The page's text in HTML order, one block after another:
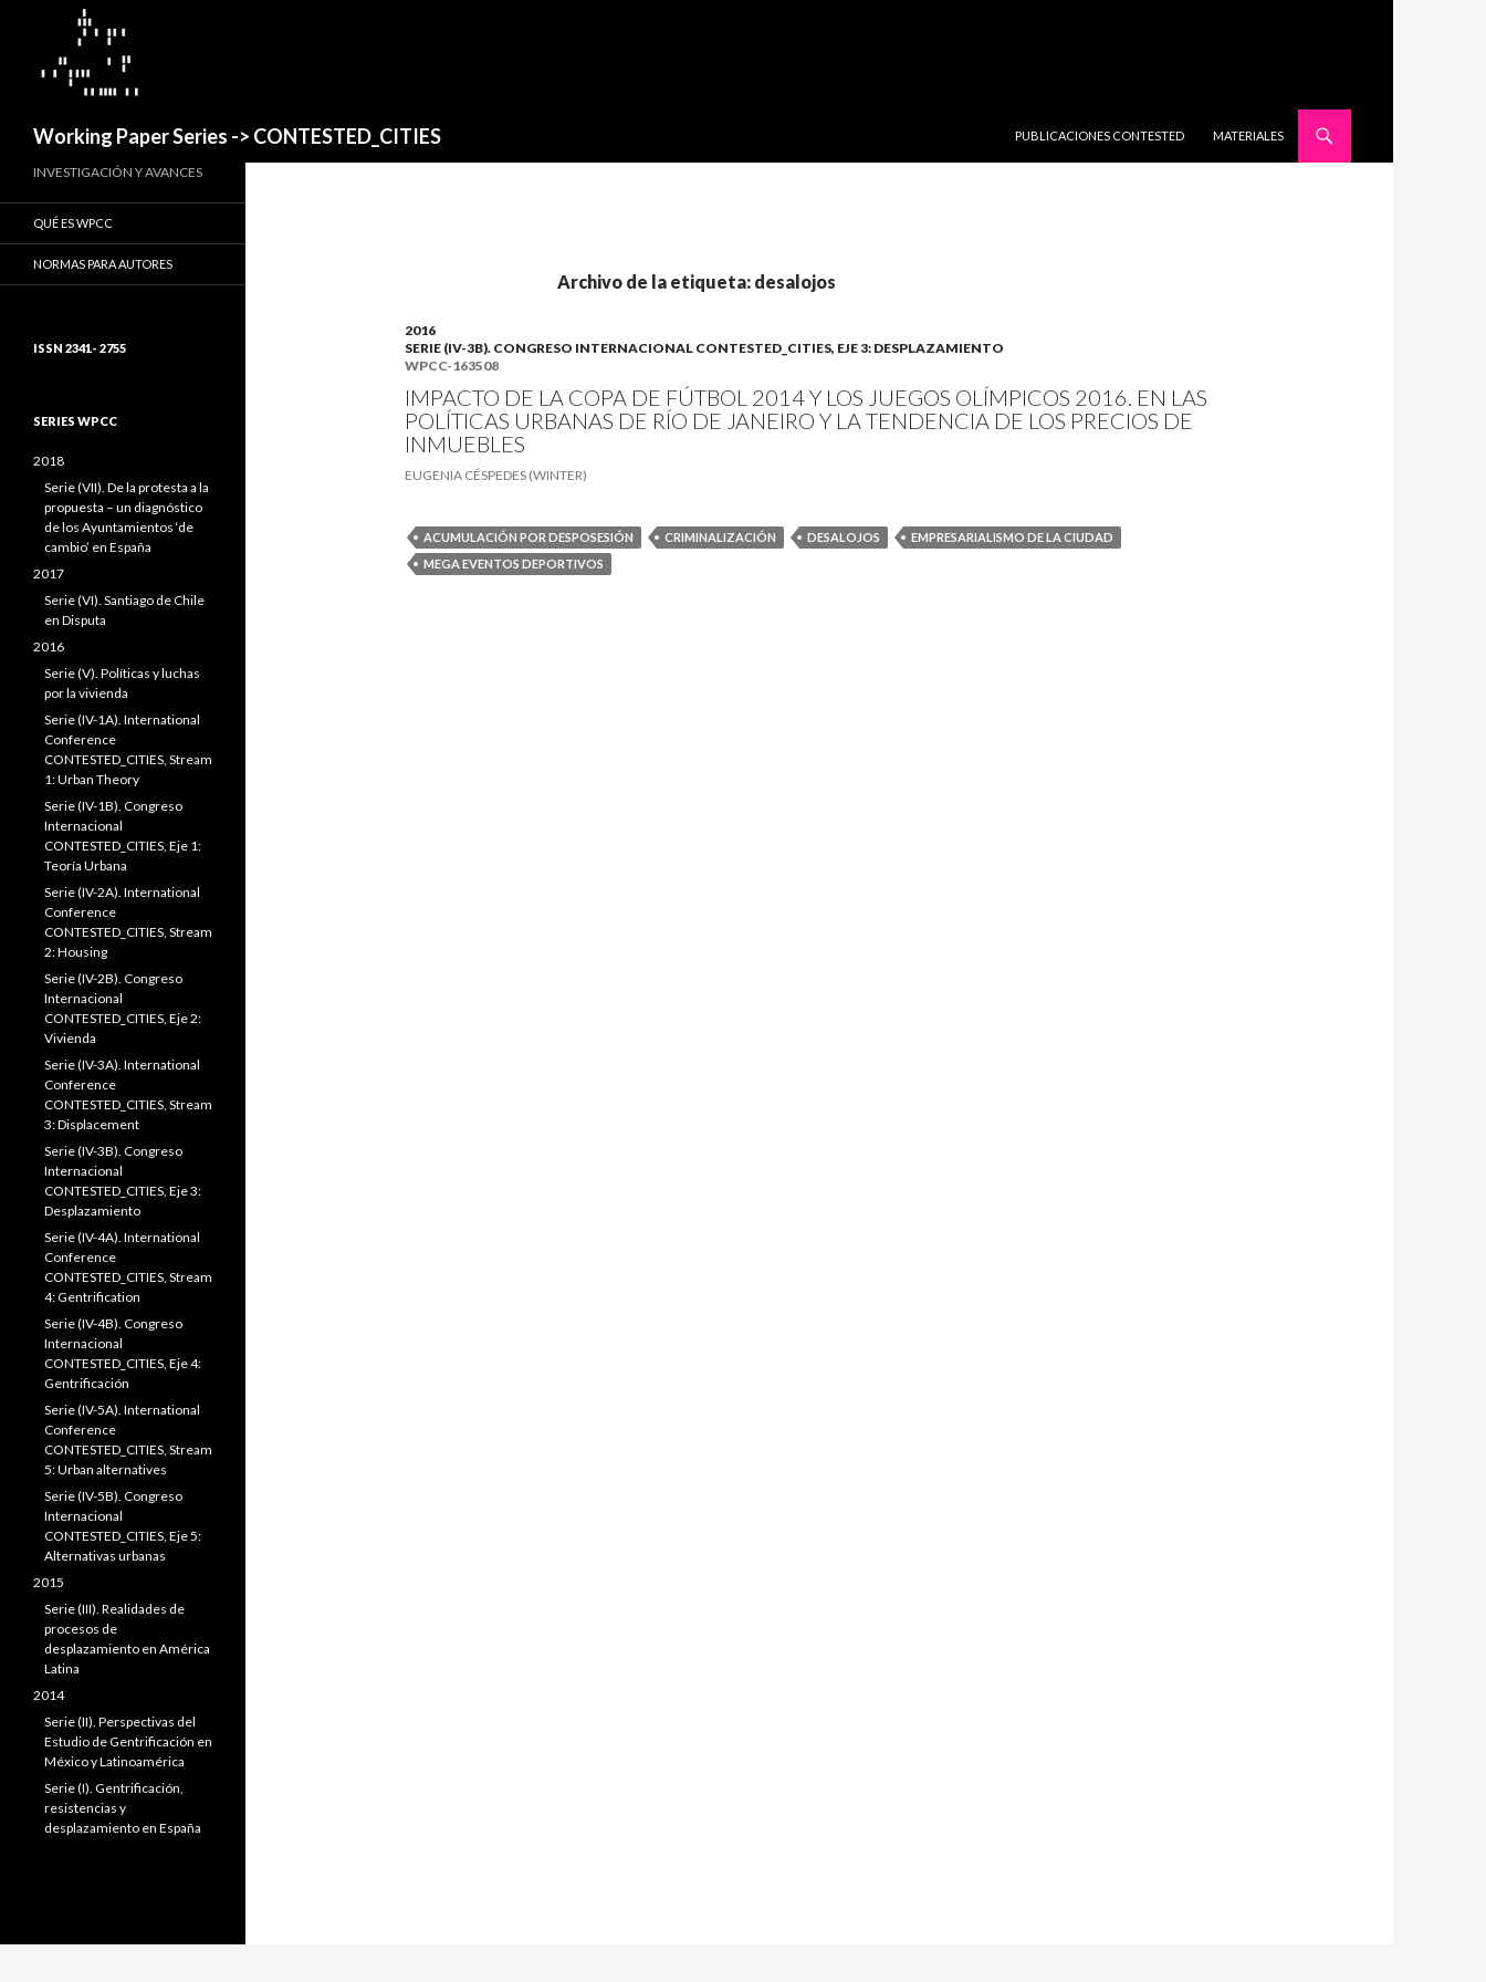
Working Paper Series -> CONTESTED_CITIES
PUBLICACIONES CONTESTED
MATERIALES
Archivo de la etiqueta: desalojos
2016
SERIE (IV-3B). CONGRESO INTERNACIONAL CONTESTED_CITIES, EJE 3: DESPLAZAMIENTO
WPCC-163508
IMPACTO DE LA COPA DE FÚTBOL 2014 Y LOS JUEGOS OLÍMPICOS 2016. EN LAS
POLÍTICAS URBANAS DE RÍO DE JANEIRO Y LA TENDENCIA DE LOS PRECIOS DE
INMUEBLES
EUGENIA CÉSPEDES (WINTER)
ACUMULACIÓN POR DESPOSESIÓN CRIMINALIZACIÓN DESALOJOS
EMPRESARIALISMO DE LA CIUDAD
MEGA EVENTOS DEPORTIVOS
INVESTIGACIÓN Y AVANCES
QUÉ ES WPCC
NORMAS PARA AUTORES
ISSN 2341- 2755
SERIES WPCC
2018
Serie (VII). De la protesta a la
propuesta – un diagnóstico
de los Ayuntamientos ‘de
cambio’ en España
2017
Serie (VI). Santiago de Chile
en Disputa
2016
Serie (V). Políticas y luchas
por la vivienda
Serie (IV-1A). International
Conference
CONTESTED_CITIES, Stream
1: Urban Theory
Serie (IV-1B). Congreso
Internacional
CONTESTED_CITIES, Eje 1:
Teoría Urbana
Serie (IV-2A). International
Conference
CONTESTED_CITIES, Stream
2: Housing
Serie (IV-2B). Congreso
Internacional
CONTESTED_CITIES, Eje 2:
Vivienda
Serie (IV-3A). International
Conference
CONTESTED_CITIES, Stream
3: Displacement
Serie (IV-3B). Congreso
Internacional
CONTESTED_CITIES, Eje 3:
Desplazamiento
Serie (IV-4A). International
Conference
CONTESTED_CITIES, Stream
4: Gentrification
Serie (IV-4B). Congreso
Internacional
CONTESTED_CITIES, Eje 4:
Gentrificación
Serie (IV-5A). International
Conference
CONTESTED_CITIES, Stream
5: Urban alternatives
Serie (IV-5B). Congreso
Internacional
CONTESTED_CITIES, Eje 5:
Alternativas urbanas
2015
Serie (III). Realidades de
procesos de
desplazamiento en América
Latina
2014
Serie (II). Perspectivas del
Estudio de Gentrificación en
México y Latinoamérica
Serie (I). Gentrificación,
resistencias y
desplazamiento en España